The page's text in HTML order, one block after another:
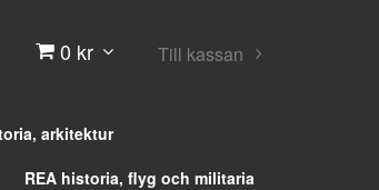
0 kr Till kassan
arkitektur
REA historia, flyg och militaria